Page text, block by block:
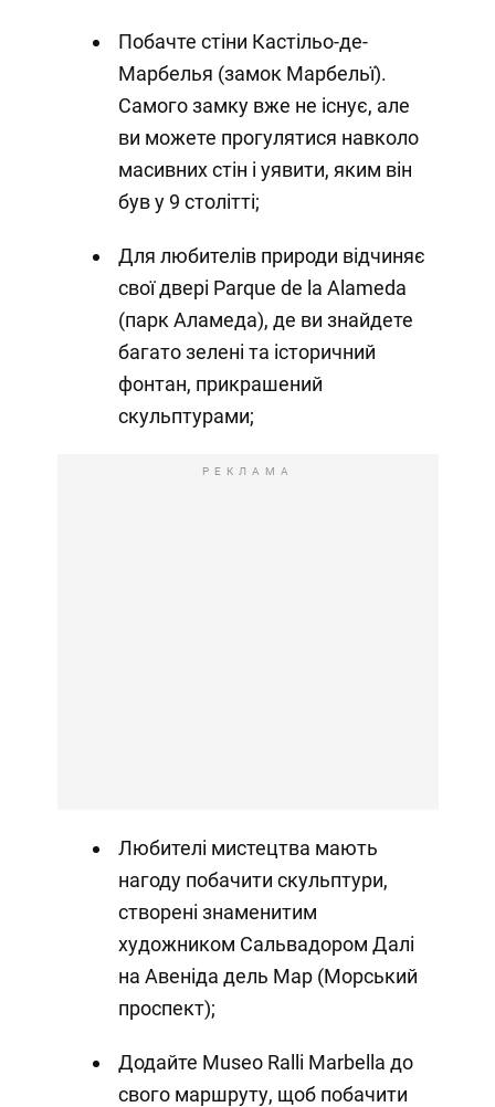
Побачте стіни Кастільо-де-
Марбелья (замок Марбельї).
Самого замку вже не існує, але
ви можете прогулятися навколо
масивних стін і уявити, яким він
був у 9 столітті;
Для любителів природи відчиняє
свої двері Parque de la Alameda
(парк Аламеда), де ви знайдете
багато зелені та історичний
фонтан, прикрашений
скульптурами;
РЕКЛАМА
Любителі мистецтва мають
нагоду побачити скульптури,
створені знаменитим
художником Сальвадором Далі
на Авеніда дель Мар (Морський
проспект);
Додайте Museo Ralli Marbella до
свого маршруту, щоб побачити